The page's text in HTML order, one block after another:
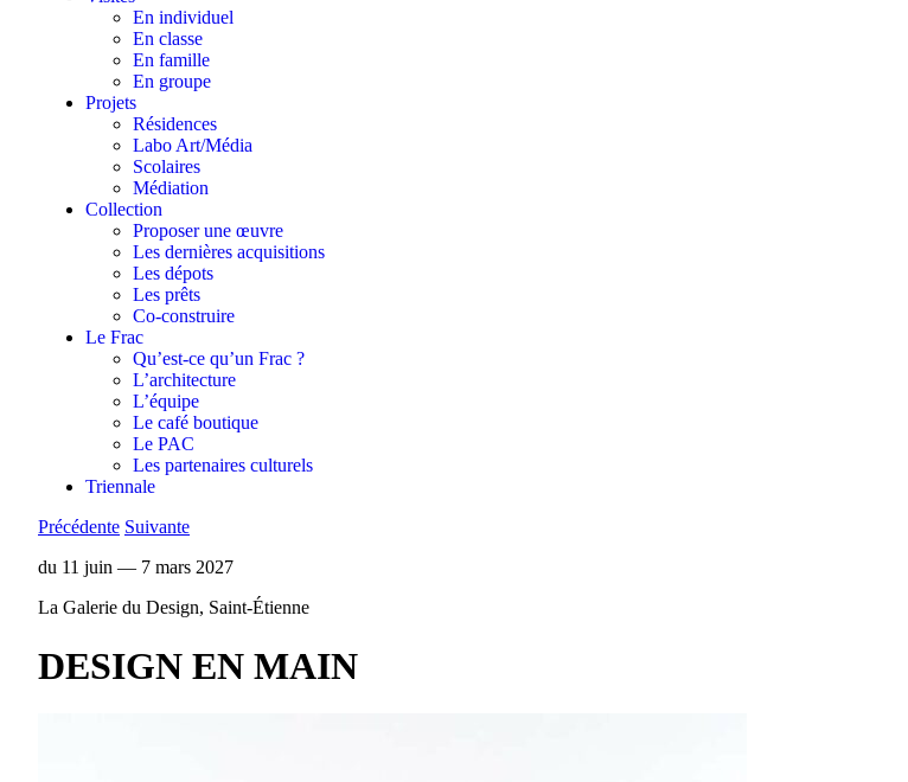
En individuel
En classe
En famille
En groupe
Projets
Résidences
Labo Art/Média
Scolaires
Médiation
Collection
Proposer une œuvre
Les dernières acquisitions
Les dépots
Les prêts
Co-construire
Le Frac
Qu’est-ce qu’un Frac ?
L’architecture
L’équipe
Le café boutique
Le PAC
Les partenaires culturels
Triennale
Précédente Suivante
du 11 juin — 7 mars 2027
La Galerie du Design, Saint-Étienne
DESIGN EN MAIN